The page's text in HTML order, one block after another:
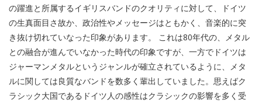
の躍進と所属するイギリスバンドのクオリティに対して、ドイツ
の生真面目さ故か、政治性やメッセージはともかく、音楽的に突
き抜け切れていなった印象があります。 これは80年代の、メタル
との融合が進んでいなかった時代の印象ですが、一方でドイツは
ジャーマンメタルというジャンルが確立されているように、メタ
ルに関しては良質なバンドを数多く輩出していました。思えばク
ラシック大国であるドイツ人の感性はクラシックの影響を多く受